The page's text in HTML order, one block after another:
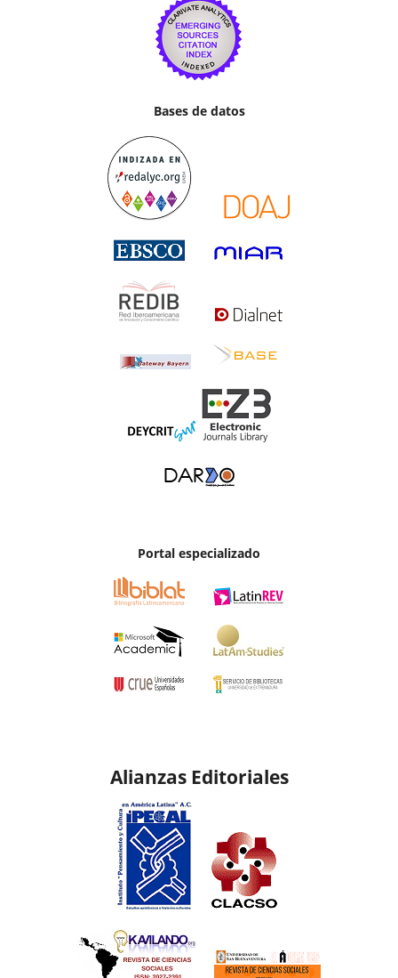
Bases de datos
Portal especializado
Alianzas Editoriales